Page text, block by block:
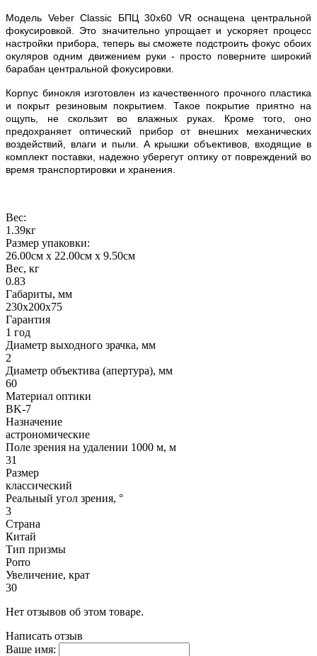
Модель Veber Classic БПЦ 30х60 VR оснащена центральной
фокусировкой. Это значительно упрощает и ускоряет процесс
настройки прибора, теперь вы сможете подстроить фокус обоих
окуляров одним движением руки - просто поверните широкий
барабан центральной фокусировки.
Корпус бинокля изготовлен из качественного прочного пластика
и покрыт резиновым покрытием. Такое покрытие приятно на
ощупь, не скользит во влажных руках. Кроме того, оно
предохраняет оптический прибор от внешних механических
воздействий, влаги и пыли. А крышки объективов, входящие в
комплект поставки, надежно уберегут оптику от повреждений во
время транспортировки и хранения.
Вес:
1.39кг
Размер упаковки:
26.00см x 22.00см x 9.50см
Вес, кг
0.83
Габариты, мм
230x200x75
Гарантия
1 год
Диаметр выходного зрачка, мм
2
Диаметр объектива (апертура), мм
60
Материал оптики
BK-7
Назначение
астрономические
Поле зрения на удалении 1000 м, м
31
Размер
классический
Реальный угол зрения, °
3
Страна
Китай
Тип призмы
Porro
Увеличение, крат
30
Нет отзывов об этом товаре.
Написать отзыв
Ваше имя: